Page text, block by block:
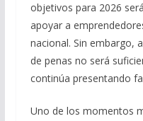
objetivos para 2026
apoyar a
nacional. Sin embargo,
de penas no será
continúa presentando
Uno de los momentos